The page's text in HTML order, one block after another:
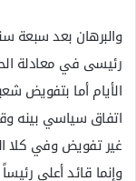
والبرهان بعد سبعة
رئيسى في معادلة
الأيام أما بتفويض
اتفاق سياسي بينه
غير تفويض وفي كلا
وإنما قائد أعلى